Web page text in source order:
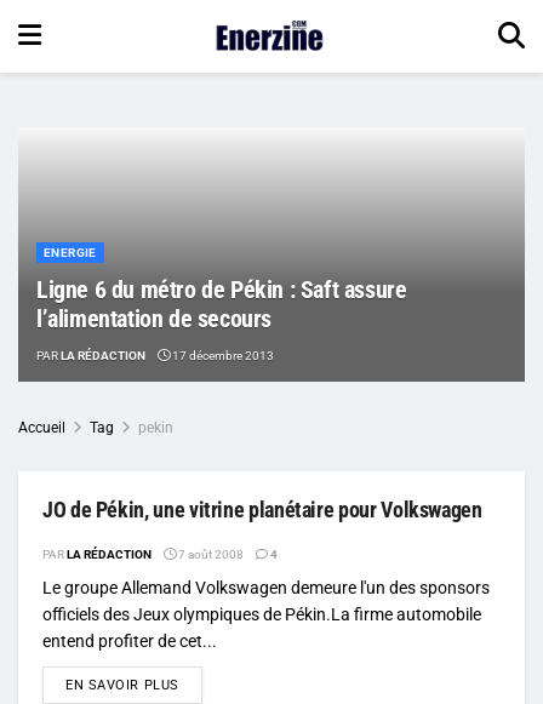
ENERGIE
Ligne 6 du métro de Pékin : Saft assure
l’alimentation de secours
PARLA RÉDACTION 17 décembre 2013
Accueil Tag pekin
JO de Pékin, une vitrine planétaire pour Volkswagen
PARLA RÉDACTION 7 août 2008 4
Le groupe Allemand Volkswagen demeure l'un des sponsors
officiels des Jeux olympiques de Pékin.La firme automobile
entend profiter de cet...
EN SAVOIR PLUS